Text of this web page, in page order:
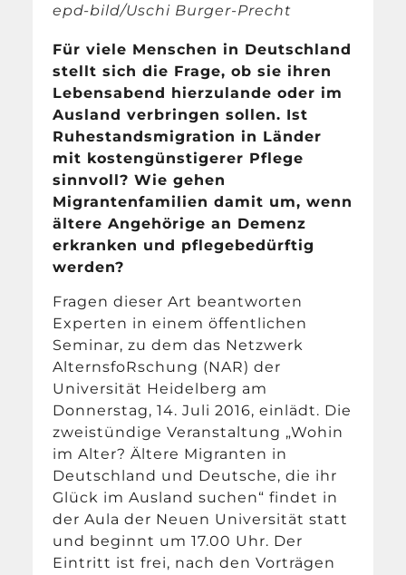
epd-bild/Uschi Burger-Precht
Für viele Menschen in Deutschland
stellt sich die Frage, ob sie ihren
Lebensabend hierzulande oder im
Ausland verbringen sollen. Ist
Ruhestandsmigration in Länder
mit kostengünstigerer Pflege
sinnvoll? Wie gehen
Migrantenfamilien damit um, wenn
ältere Angehörige an Demenz
erkranken und pflegebedürftig
werden?
Fragen dieser Art beantworten
Experten in einem öffentlichen
Seminar, zu dem das Netzwerk
AlternsfoRschung (NAR) der
Universität Heidelberg am
Donnerstag, 14. Juli 2016, einlädt. Die
zweistündige Veranstaltung „Wohin
im Alter? Ältere Migranten in
Deutschland und Deutsche, die ihr
Glück im Ausland suchen“ findet in
der Aula der Neuen Universität statt
und beginnt um 17.00 Uhr. Der
Eintritt ist frei, nach den Vorträgen